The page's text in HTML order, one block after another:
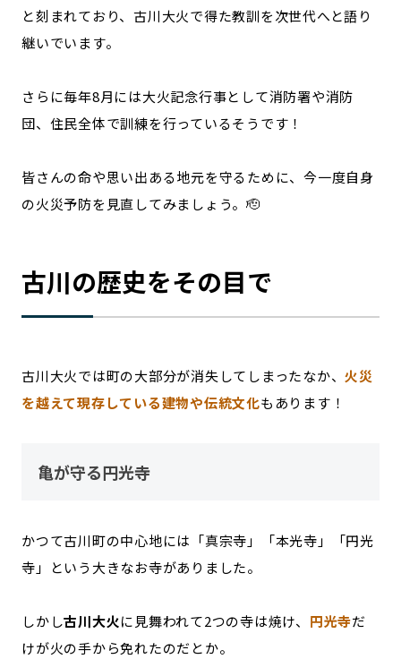
と刻まれており、古川大火で得た教訓を次世代へと語り
継いでいます。
さらに毎年8月には大火記念行事として消防署や消防
団、住民全体で訓練を行っているそうです！
皆さんの命や思い出ある地元を守るために、今一度自身
の火災予防を見直してみましょう。🫡
古川の歴史をその目で
古川大火では町の大部分が消失してしまったなか、火災
を越えて現存している建物や伝統文化もあります！
亀が守る円光寺
かつて古川町の中心地には「真宗寺」「本光寺」「円光
寺」という大きなお寺がありました。
しかし古川大火に見舞われて2つの寺は焼け、 円光寺だ
けが火の手から免れたのだとか。